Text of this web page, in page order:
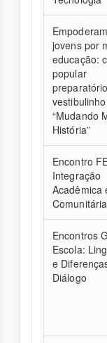
jovens por
educação:
popular
vestibulinho
“Mudando
História”
Encontro
Integração
Acadêmica
Comunitária
Encontros
Escola:
e
Diálogo